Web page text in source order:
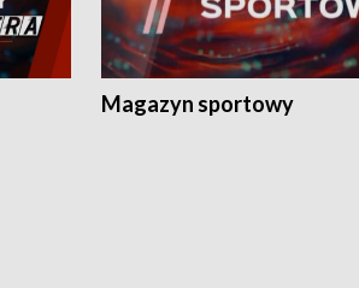
Magazyn sportowy